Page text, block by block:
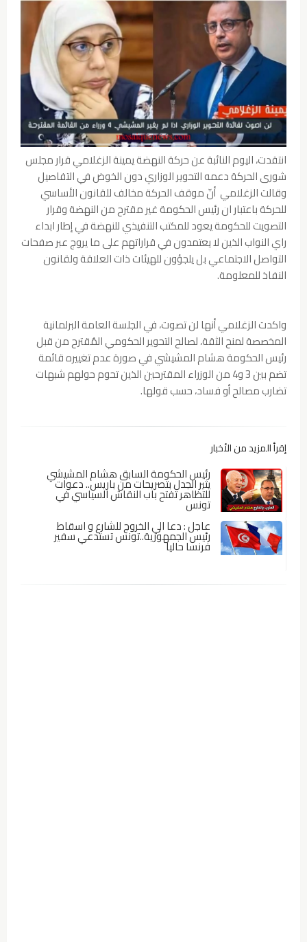
انتقدت، اليوم النائبة عن حركة النهضة يمينة الزغلامي قرار مجلس
شورى الحركة دعمه التحوير الوزاري دون الخوض في التفاصيل
وقالت الزغلامي أنّ موقف الحركة مخالف للقانون الأساسي
للحركة باعتبار ان رئيس الحكومة غير مقترح من النهضة وقرار
التصويت للحكومة يعود للمكتب التنفيذي للنهضة في إطار ابداء
راي النواب الذين لا يعتمدون في قراراتهم على ما يروج عبر صفحات
التواصل الاجتماعي بل يلجؤون للهيئات ذات العلاقة ولقانون
النفاذ للمعلومة.
واكدت الزغلامي أنها لن تصوت، في الجلسة العامة البرلمانية
المخصصة لمنح الثقة، لصالح التحوير الحكومي المُقترح من قبل
رئيس الحكومة هشام المشيشي في صورة عدم تغييره قائمة
تضم بين 3 و4 من الوزراء المقترحين الذين تحوم حولهم شبهات
تضارب مصالح أو فساد، حسب قولها.
إقرأ المزيد من الأخبار
رئيس الحكومة السابق هشام المشيشي
يثير الجدل بتصريحات من باريس.. دعوات
للتظاهر تفتح باب النقاش السياسي في
تونس
عاجل : دعا الي الخروج للشارع و اسقاط
رئيس الجمهورية..تونس تستدعي سفير
فرنسا حاليا